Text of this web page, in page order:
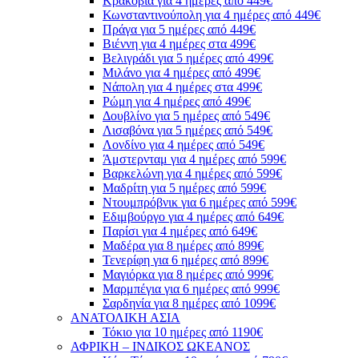
Κωνσταντινούπολη για 4 ημέρες από 449€
Πράγα για 5 ημέρες από 449€
Βιέννη για 4 ημέρες στα 499€
Βελιγράδι για 5 ημέρες από 499€
Μιλάνο για 4 ημέρες από 499€
Νάπολη για 4 ημέρες στα 499€
Ρώμη για 4 ημέρες από 499€
Δουβλίνο για 5 ημέρες από 549€
Λισαβόνα για 5 ημέρες από 549€
Λονδίνο για 4 ημέρες από 549€
Άμστερνταμ για 4 ημέρες από 599€
Βαρκελώνη για 4 ημέρες από 599€
Μαδρίτη για 5 ημέρες από 599€
Ντουμπρόβνικ για 6 ημέρες από 599€
Εδιμβούργο για 4 ημέρες από 649€
Παρίσι για 4 ημέρες από 649€
Μαδέρα για 8 ημέρες από 899€
Τενερίφη για 6 ημέρες από 899€
Μαγιόρκα για 8 ημέρες από 999€
Μαρμπέγια για 6 ημέρες από 999€
Σαρδηνία για 8 ημέρες από 1099€
ΑΝΑΤΟΛΙΚΗ ΑΣΙΑ
Τόκιο για 10 ημέρες από 1190€
ΑΦΡΙΚΗ – ΙΝΔΙΚΟΣ ΩΚΕΑΝΟΣ